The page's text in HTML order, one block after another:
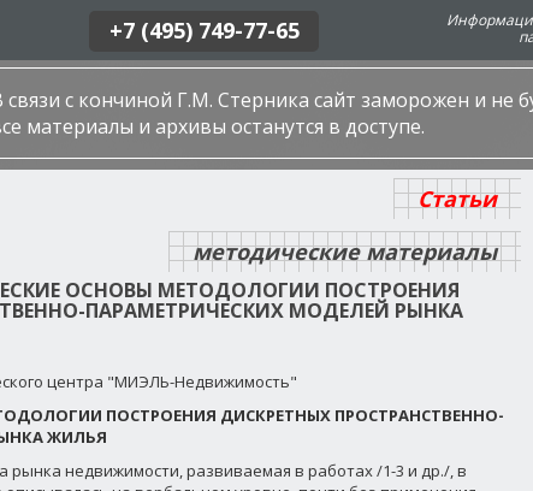
+7 (495) 749-77-65
связи с кончиной Г.М. Стерника сайт заморожен и не
материалы и архивы останутся в доступе.
Статьи
методические материалы
ОСНОВЫ МЕТОДОЛОГИИ ПОСТРОЕНИЯ
ПАРАМЕТРИЧЕСКИХ МОДЕЛЕЙ РЫНКА
центра "МИЭЛЬ-Недвижимость"
ПОСТРОЕНИЯ ДИСКРЕТНЫХ ПРОСТРАНСТВЕННО-
ЖИЛЬЯ
рынка недвижимости, развиваемая в работах /1-3 и др./, в